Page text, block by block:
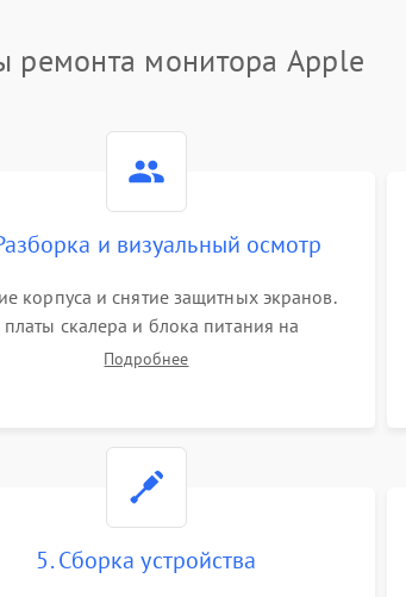
ремонта монитора Apple
и визуальный осмотр
корпуса и снятие защитных экранов.
скалера и блока питания на
вздутых конденсаторов, прогаров,
Подробнее
5. Сборка устройства